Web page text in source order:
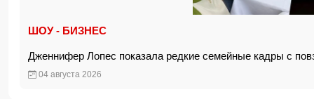
ШОУ - БИЗНЕС
Дженнифер Лопес показала редкие семейные кадры с
04 августа 2026